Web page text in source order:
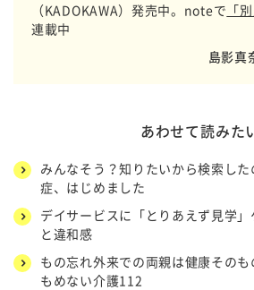
（KADOKAWA）発売中。noteで 「
連載中
島影真
あわせて読みた
みんなそう？知りたいから検索し
症、はじめました
デイサービスに「とりあえず見学
と違和感
もの忘れ外来での両親は健康その
もめない介護112